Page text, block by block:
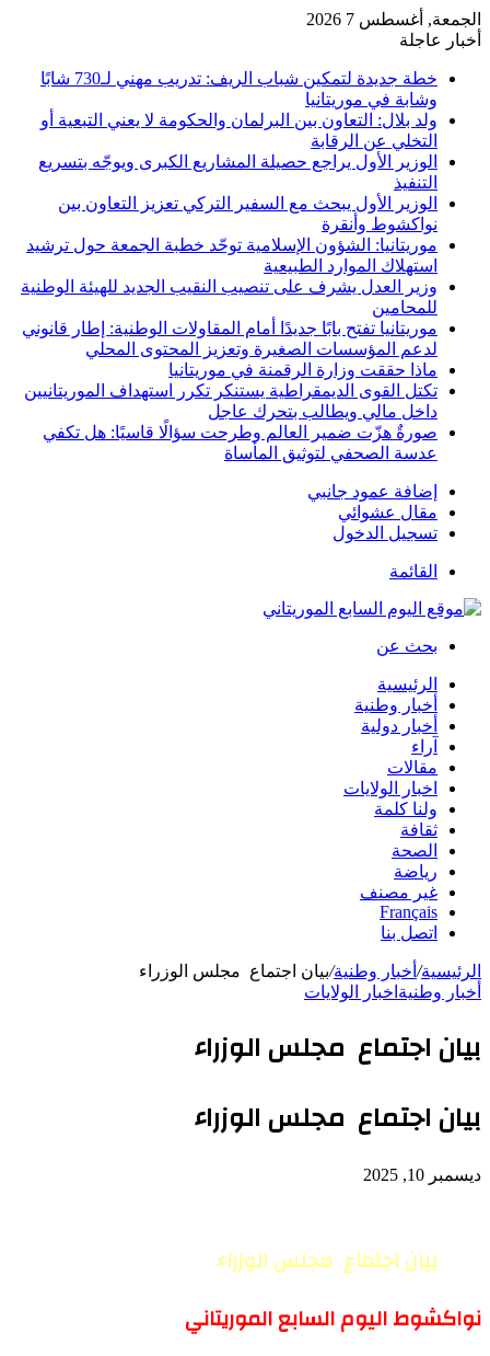
الجمعة, أغسطس 7 2026
أخبار عاجلة
خطة جديدة لتمكين شباب الريف: تدريب مهني لـ730 شابًا
وشابة في موريتانيا
ولد بلال: التعاون بين البرلمان والحكومة لا يعني التبعية أو
التخلي عن الرقابة
الوزير الأول يراجع حصيلة المشاريع الكبرى ويوجّه بتسريع
التنفيذ
الوزير الأول يبحث مع السفير التركي تعزيز التعاون بين
نواكشوط وأنقرة
موريتانيا: الشؤون الإسلامية توحّد خطبة الجمعة حول ترشيد
استهلاك الموارد الطبيعية
وزير العدل يشرف على تنصيب النقيب الجديد للهيئة الوطنية
للمحامين
موريتانيا تفتح بابًا جديدًا أمام المقاولات الوطنية: إطار قانوني
لدعم المؤسسات الصغيرة وتعزيز المحتوى المحلي
ماذا حققت وزارة الرقمنة في موريتانيا
تكتل القوى الديمقراطية يستنكر تكرر استهداف الموريتانيين
داخل مالي ويطالب بتحرك عاجل
صورةٌ هزّت ضمير العالم وطرحت سؤالًا قاسيًا: هل تكفي
عدسة الصحفي لتوثيق المأساة
إضافة عمود جانبي
مقال عشوائي
تسجيل الدخول
القائمة
بحث عن
الرئيسية
أخبار وطنية
أخبار دولية
آراء
مقالات
اخبار الولايات
ولنا كلمة
ثقافة
الصحة
رياضة
غير مصنف
Français
اتصل بنا
الرئيسية/ أخبار وطنية/بيان اجتماع مجلس الوزراء
أخبار وطنية اخبار الولايات
بيان اجتماع مجلس الوزراء
بيان اجتماع مجلس الوزراء
ديسمبر 10, 2025
بيان اجتماع مجلس الوزراء
نواكشوط اليوم السابع الموريتاني